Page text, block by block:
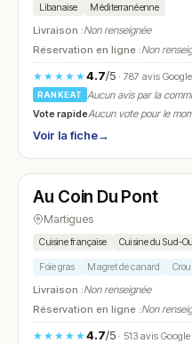
Libanaise Méditerranéenne
Livraison :Non renseignée
Réservation en ligne :Non
★★★★★4.7/5· 787 avis Google
RANKEAT
Aucun avis par la
Vote rapideAucun vote pour le
Voir la fiche→
N° 16
Au Coin Du Pont
Martigues
Cuisine française Cuisine du Sud-
Foie gras Magret de canard
Livraison :Non renseignée
Réservation en ligne :Non
★★★★★4.7/5· 513 avis Google